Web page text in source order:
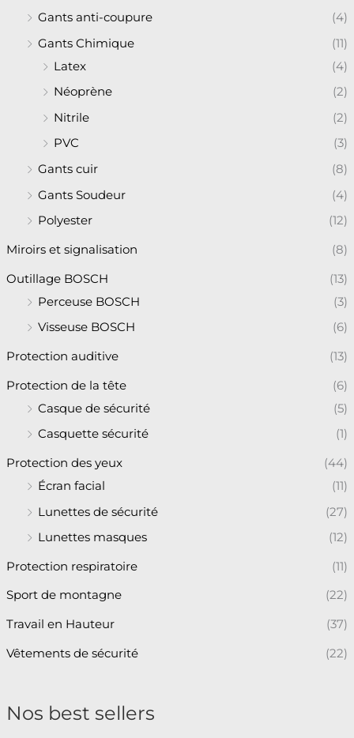
Gants anti-coupure
(4)
Gants Chimique
(11)
Latex
(4)
Néoprène
(2)
Nitrile
(2)
PVC
(3)
Gants cuir
(8)
Gants Soudeur
(4)
Polyester
(12)
Miroirs et signalisation (8)
Outillage BOSCH
(13)
Perceuse BOSCH
(3)
Visseuse BOSCH
(6)
Protection auditive (13)
Protection de la tête
(6)
Casque de sécurité
(5)
Casquette sécurité
(1)
Protection des yeux
(44)
Écran facial
(11)
Lunettes de sécurité
(27)
Lunettes masques
(12)
Protection respiratoire (11)
Sport de montagne (22)
Travail en Hauteur (37)
Vêtements de sécurité (22)
Nos best sellers